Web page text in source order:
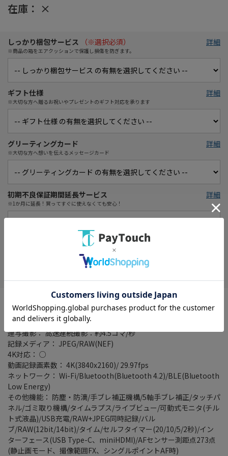
在庫： ×
しっかり梱包サービス （※選択必須）
※商品の箱をエアクッションで保護し損傷を防ぎます。
詳細
ギフト仕様
※大切な方へ贈るお祝いやプレゼントのギフト対応を承ります
詳細
グリーティングカード
※大切な方へ想いを伝えるメッセージカード
詳細
初期不良保証期間延長サービス
※1か月に延長！買ってすぐに使えなくても安心！
詳細
在庫がありません
タイプ： ミラーレス
レンズマウント： ニコンZマウント
有効画素数： 2493万画素(総画素)/ 2432万画素(有効画素)
連写撮影： 高速連続撮影：約4.5コマ/秒
記録メディア： JPEG/RAW(NEF)
4K対応： ○
動画記録画素数： 4K(3840x2160)/ 29.97fps
ネットワーク： Wi-Fi/Bluetooth(Bluetooth 4.2)/BLE(Bluetooth
Low Energy)
その他機能： 防塵・防滴/手ブレ補正機構/5軸手ブレ補正/タッチパ
ネル/ゴミ取り機構/タイムラプス/ライブビュー/可動式モニタ(チル
ト式液晶)/USB充電/RAW+JPEG同時記録/バル
ブ/RAW(12bit/14bit)/タイム/セルフタイマー(20/10/5/2秒)/イン
ターフェース(USB Type-C、miniHDMI)/AFセンサー測距点273点
(静止画モード、撮像範囲FX、シングルポイントAF時)